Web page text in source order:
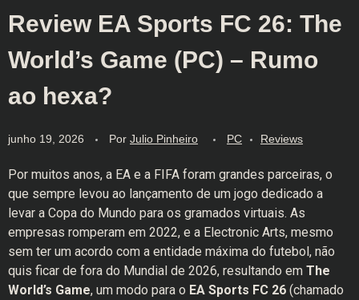
Review EA Sports FC 26: The
World’s Game (PC) – Rumo
ao hexa?
junho 19, 2026 Por Julio Pinheiro PC Reviews
Por muitos anos, a EA e a FIFA foram grandes parceiras, o
que sempre levou ao lançamento de um jogo dedicado a
levar a Copa do Mundo para os gramados virtuais. As
empresas romperam em 2022, e a Electronic Arts, mesmo
sem ter um acordo com a entidade máxima do futebol, não
quis ficar de fora do Mundial de 2026, resultando em The
World’s Game, um modo para o EA Sports FC 26 (chamado